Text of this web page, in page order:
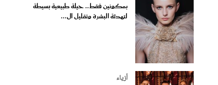
بمكونين فقط.. حيلة طبيعية بسيطة
لتهدئة البشرة وتقليل ال...
أزياء